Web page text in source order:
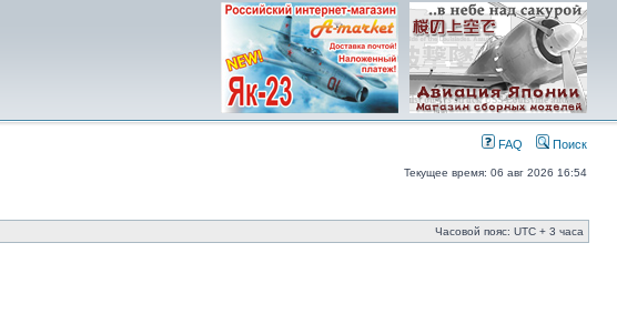
FAQ Поиск
Текущее время: 06 авг 2026 16:54
Часовой пояс: UTC + 3 часа